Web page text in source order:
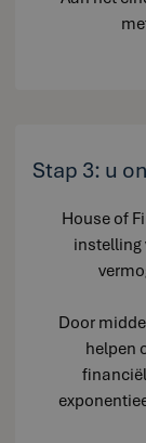
Stap 3: u
House of
instelling
Door
helpen